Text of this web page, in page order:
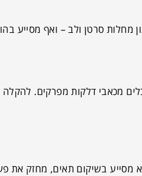
מחלות סרטן ולב – ואף מסייע
מכאבי דלקות מפרקים.
מסייע בשיקום תאים, מחזק את